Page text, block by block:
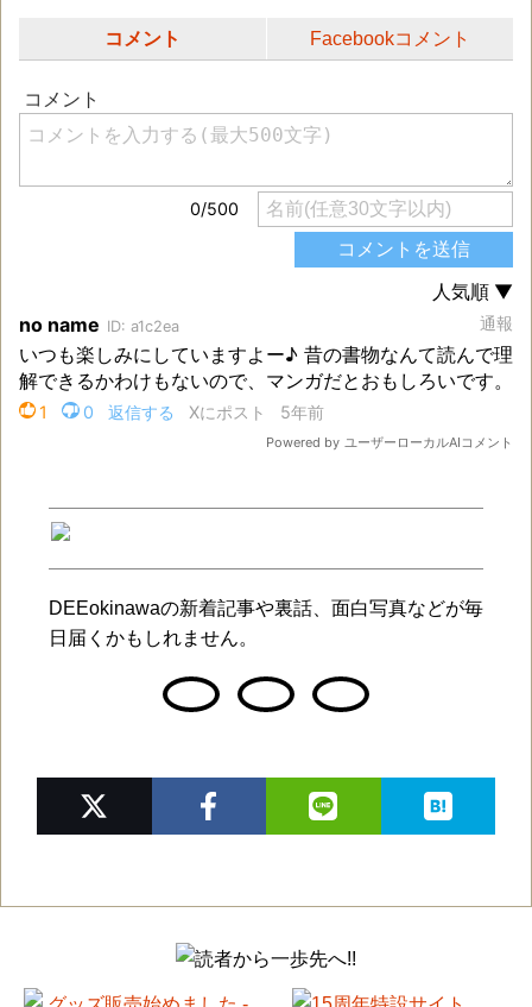
コメント Facebookコメント
DEEokinawaの新着記事や裏話、面白写真などが毎
日届くかもしれません。